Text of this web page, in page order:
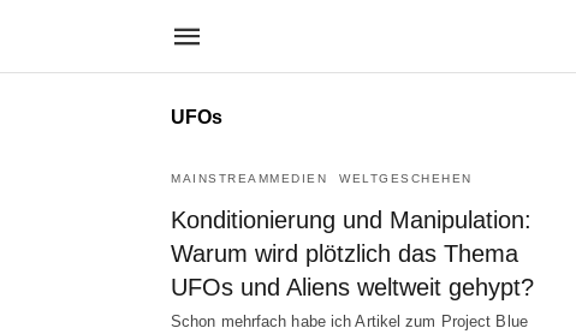
UFOs
MAINSTREAMMEDIEN WELTGESCHEHEN
Konditionierung und Manipulation:
Warum wird plötzlich das Thema
UFOs und Aliens weltweit gehypt?
Schon mehrfach habe ich Artikel zum Project Blue